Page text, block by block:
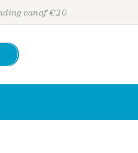
vanaf €20
Personen